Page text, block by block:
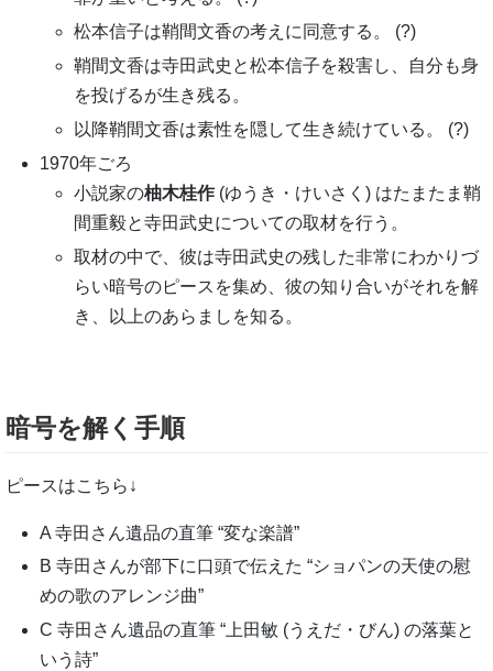
松本信子は鞘間文香の考えに同意する。 (?)
鞘間文香は寺田武史と松本信子を殺害し、自分も身
を投げるが生き残る。
以降鞘間文香は素性を隠して生き続けている。 (?)
1970年ごろ
小説家の柚木桂作 (ゆうき・けいさく) はたまたま鞘
間重毅と寺田武史についての取材を行う。
取材の中で、彼は寺田武史の残した非常にわかりづ
らい暗号のピースを集め、彼の知り合いがそれを解
き、以上のあらましを知る。
暗号を解く手順
ピースはこちら↓
A 寺田さん遺品の直筆 “変な楽譜”
B 寺田さんが部下に口頭で伝えた “ショパンの天使の慰
めの歌のアレンジ曲”
C 寺田さん遺品の直筆 “上田敏 (うえだ・びん) の落葉と
いう詩”